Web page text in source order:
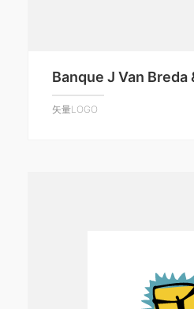
Banque J Van Breda
矢量LOGO